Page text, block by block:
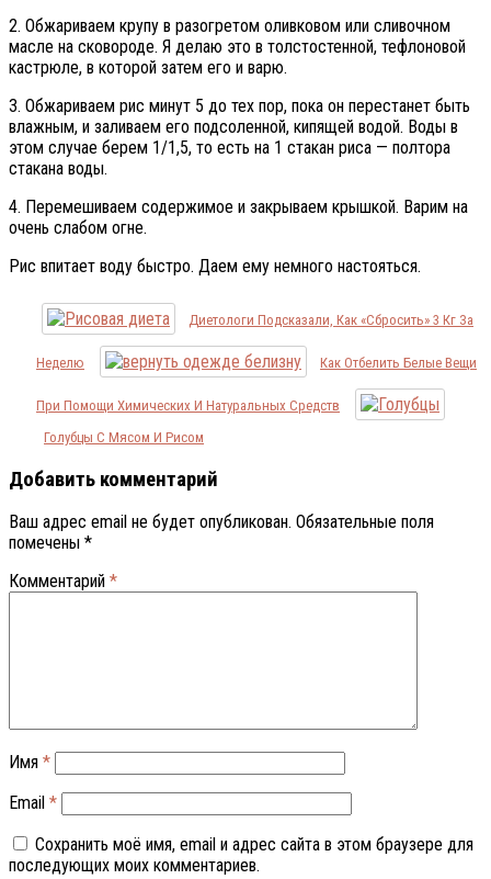
2. Обжариваем крупу в разогретом оливковом или сливочном
масле на сковороде. Я делаю это в толстостенной, тефлоновой
кастрюле, в которой затем его и варю.
3. Обжариваем рис минут 5 до тех пор, пока он перестанет быть
влажным, и заливаем его подсоленной, кипящей водой. Воды в
этом случае берем 1/1,5, то есть на 1 стакан риса — полтора
стакана воды.
4. Перемешиваем содержимое и закрываем крышкой. Варим на
очень слабом огне.
Рис впитает воду быстро. Даем ему немного настояться.
Диетологи Подсказали, Как «сбросить» 3 Кг За
Неделю Как Отбелить Белые Вещи
При Помощи Химических И Натуральных Средств
Голубцы С Мясом И Рисом
Добавить комментарий
Ваш адрес email не будет опубликован. Обязательные поля
помечены *
Комментарий *
Имя *
Email *
Сохранить моё имя, email и адрес сайта в этом браузере для
последующих моих комментариев.